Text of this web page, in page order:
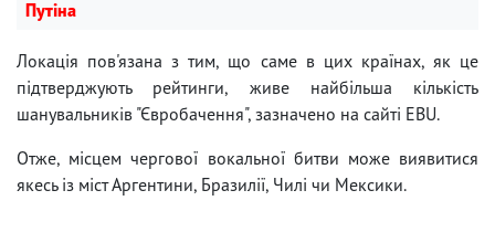
Путіна
Локація пов'язана з тим, що саме в цих країнах, як це
підтверджують рейтинги, живе найбільша кількість
шанувальників "Євробачення", зазначено на сайті EBU.
Отже, місцем чергової вокальної битви може виявитися
якесь із міст Аргентини, Бразилії, Чилі чи Мексики.